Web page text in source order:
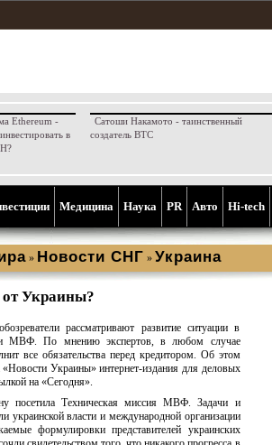
Ethereum -
в
Сатоши Накамото - таинственный
создатель BTC
Медицина Наука PR Aвто Hi-tech
» Новости СНГ » Украина
Украины?
рассматривают развитие ситуации в
МВФ. По мнению экспертов, в любом случае
все обязательства перед кредитором. Об этом
Украины» интернет-издания для деловых
на «Сегодня».
посетила Техническая миссия МВФ. Задачи и
украинской власти и международной организации
формулировки представителей украинских